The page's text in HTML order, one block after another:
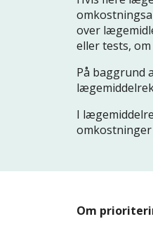
over
eller tests,
På baggrund
I
Om